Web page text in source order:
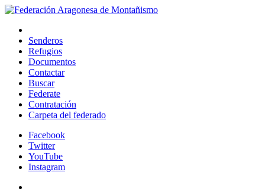
Senderos
Refugios
Documentos
Contactar
Buscar
Federate
Contratación
Carpeta del federado
Facebook
Twitter
YouTube
Instagram